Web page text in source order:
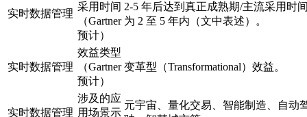
实时数据管理
采用时间
（Gartner
预计）
2-5 年后达到真正成熟期/主流采用时
为 2 至 5 年内（文中表述）。
实时数据管理
效益类型
（Gartner
预计）
变革型（Transformational）效益。
实时数据管理
涉及的应
用场景示
元宇宙、量化交易、智能制造、自动